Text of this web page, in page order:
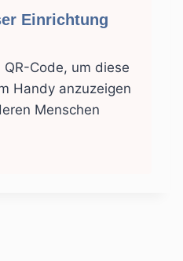
Einrichtung
Code, um diese
Handy anzuzeigen
Menschen